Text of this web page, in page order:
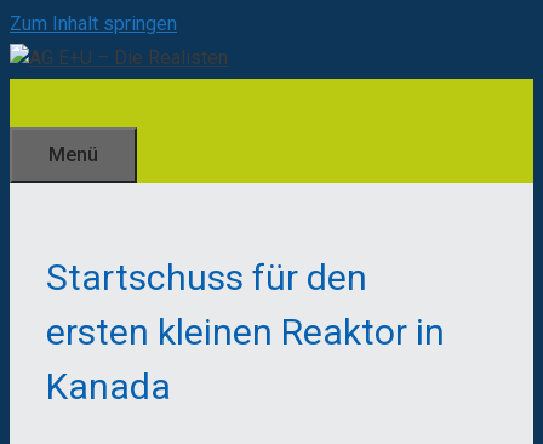
Zum Inhalt springen
Menü
Startschuss für den
ersten kleinen Reaktor in
Kanada